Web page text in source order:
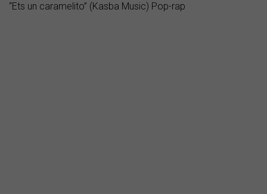
“Ets un caramelito” (Kasba Music) Pop-rap